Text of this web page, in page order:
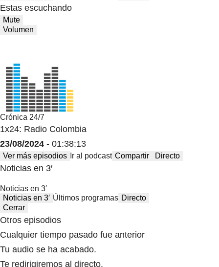
Estas escuchando
Mute
Volumen
Crónica 24/7
1x24: Radio Colombia
23/08/2024 - 01:38:13
Ver más episodios Ir al podcast Compartir Directo
Noticias en 3′
Noticias en 3′
Noticias en 3′ Últimos programas Directo
Cerrar
Otros episodios
Cualquier tiempo pasado fue anterior
Tu audio se ha acabado.
Te redirigiremos al directo.